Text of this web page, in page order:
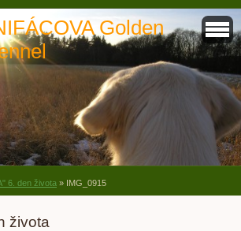
Golden
6. den života » IMG_0915
života